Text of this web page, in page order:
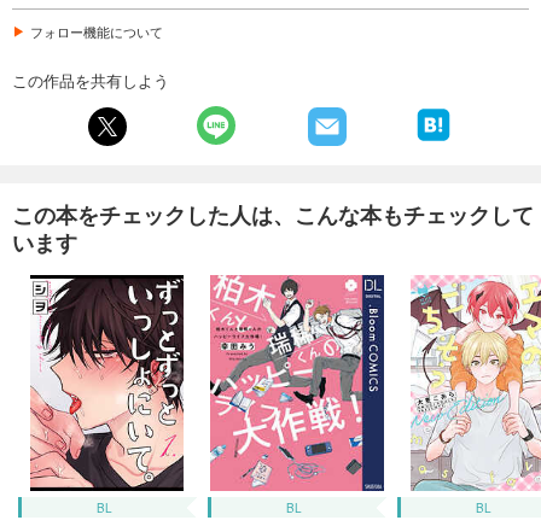
フォロー機能について
この作品を共有しよう
この本をチェックした人は、こんな本もチェックして
います
BL BL BL